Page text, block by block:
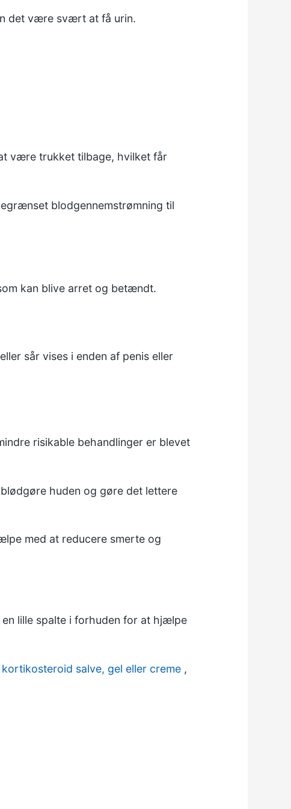
det være svært at få urin.
være trukket tilbage, hvilket får
blodgennemstrømning til
kan blive arret og betændt.
sår vises i enden af penis eller
risikable behandlinger er blevet
huden og gøre det lettere
med at reducere smerte og
lille spalte i forhuden for at hjælpe
kortikosteroid salve, gel eller creme,